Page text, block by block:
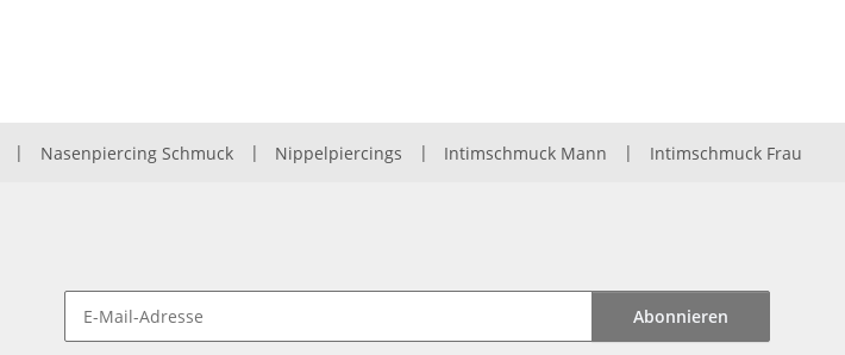
| Nasenpiercing Schmuck | Nippelpiercings | Intimschmuck Mann | Intimschmuck Frau
Abonnieren